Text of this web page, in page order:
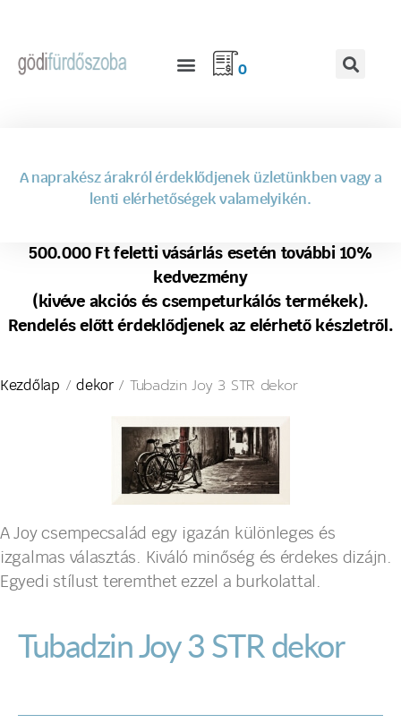
0
A naprakész árakról érdeklődjenek üzletünkben vagy a
lenti elérhetőségek valamelyikén.
500.000 Ft feletti vásárlás esetén további 10%
kedvezmény
(kivéve akciós és csempeturkálós termékek).
Rendelés előtt érdeklődjenek az elérhető készletről.
Kezdőlap /dekor/ Tubadzin Joy 3 STR dekor
A Joy csempecsalád egy igazán különleges és
izgalmas választás. Kiváló minőség és érdekes dizájn.
Egyedi stílust teremthet ezzel a burkolattal.
Tubadzin Joy 3 STR dekor